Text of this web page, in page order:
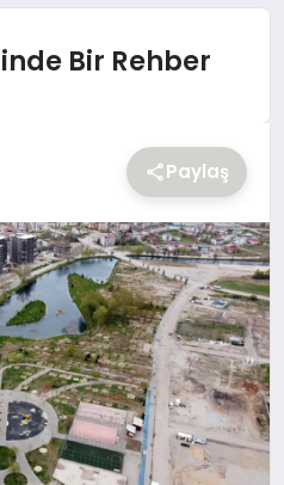
Bir Rehber
Paylaş